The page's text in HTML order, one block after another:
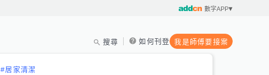
數字APP
搜尋 如何刊登 我是師傅要接案
#居家清潔